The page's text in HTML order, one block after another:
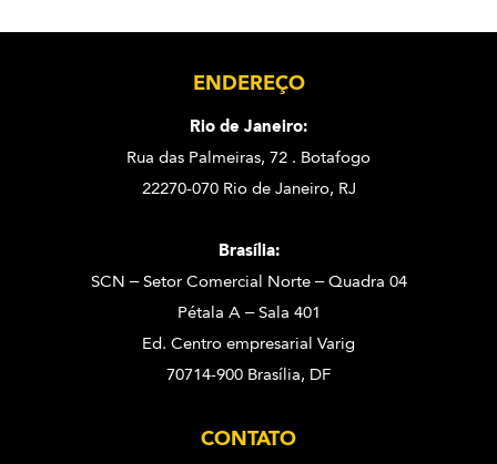
ENDEREÇO
Rio de Janeiro:
Rua das Palmeiras, 72 . Botafogo
22270-070 Rio de Janeiro, RJ
Brasília:
SCN – Setor Comercial Norte – Quadra 04
Pétala A – Sala 401
Ed. Centro empresarial Varig
70714-900 Brasília, DF
CONTATO